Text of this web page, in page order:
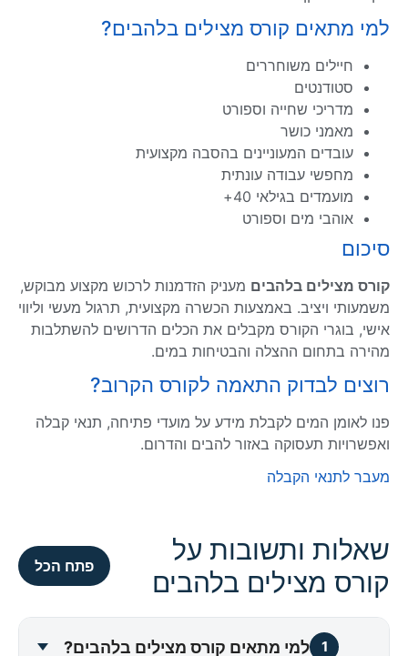
למי מתאים קורס מצילים בלהבים?
חיילים משוחררים
סטודנטים
מדריכי שחייה וספורט
מאמני כושר
עובדים המעוניינים בהסבה מקצועית
מחפשי עבודה עונתית
מועמדים בגילאי 40+
אוהבי מים וספורט
סיכום
קורס מצילים בלהבים מעניק הזדמנות לרכוש מקצוע מבוקש,
משמעותי ויציב. באמצעות הכשרה מקצועית, תרגול מעשי וליווי
אישי, בוגרי הקורס מקבלים את הכלים הדרושים להשתלבות
מהירה בתחום ההצלה והבטיחות במים.
רוצים לבדוק התאמה לקורס הקרוב?
פנו לאומן המים לקבלת מידע על מועדי פתיחה, תנאי קבלה
ואפשרויות תעסוקה באזור להבים והדרום.
מעבר לתנאי הקבלה
שאלות ותשובות על
קורס מצילים בלהבים
פתח הכל
1 למי מתאים קורס מצילים בלהבים?